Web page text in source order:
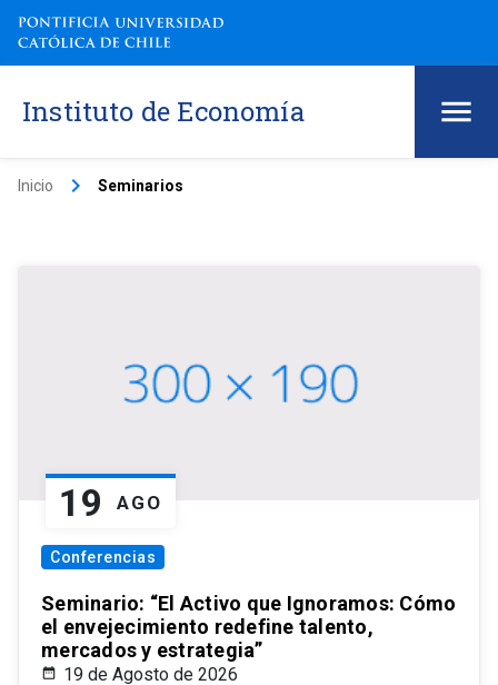
Instituto de Economía
Inicio keyboard_arrow_right Seminarios
19 AGO
Conferencias
Seminario: “El Activo que Ignoramos: Cómo
el envejecimiento redefine talento,
mercados y estrategia”
19 de Agosto de 2026